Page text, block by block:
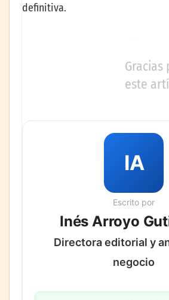
definitiva.
este
IA
Escrito por
Inés Arroyo
Directora editorial y
negocio